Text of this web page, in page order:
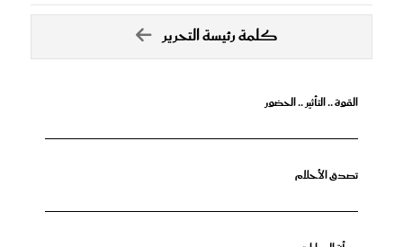
كلمة رئيسة التحرير
القوة .. التأثير .. الحضور
تصدق الأحلام